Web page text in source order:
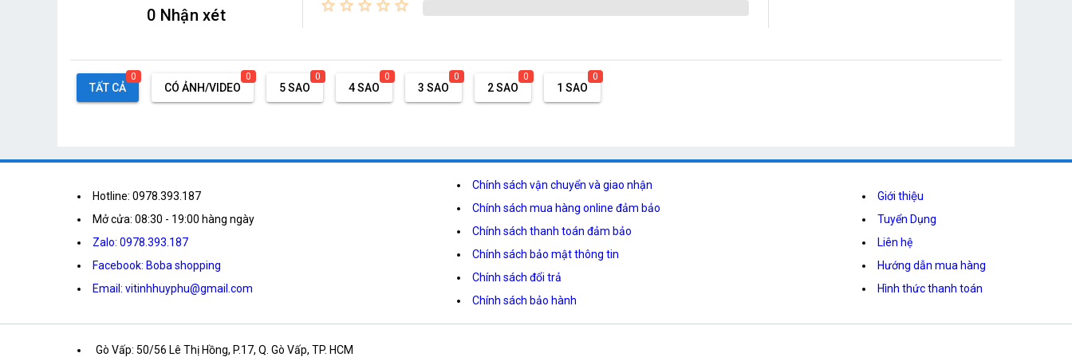
0 Nhận xét
star_border star_border star_border star_border star_border
TẤT CẢ
0
CÓ ẢNH/VIDEO
0
5 SAO
0
4 SAO
0
3 SAO
0
2 SAO
0
1 SAO
0
Hotline: 0978.393.187
Mở cửa: 08:30 - 19:00 hàng ngày
Zalo: 0978.393.187
Facebook: Boba shopping
Email: vitinhhuyphu@gmail.com
Chính sách vận chuyển và giao nhận
Chính sách mua hàng online đảm bảo
Chính sách thanh toán đảm bảo
Chính sách bảo mật thông tin
Chính sách đổi trả
Chính sách bảo hành
Giới thiệu
Tuyển Dụng
Liên hệ
Hướng dẫn mua hàng
Hình thức thanh toán
Gò Vấp: 50/56 Lê Thị Hồng, P.17, Q. Gò Vấp, TP. HCM